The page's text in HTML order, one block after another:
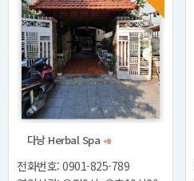
다낭 Herbal Spa +0
전화번호: 0901-825-789